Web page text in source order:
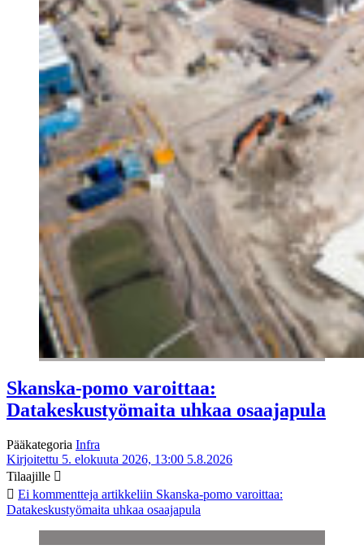
Skanska-pomo varoittaa:
Datakeskustyömaita uhkaa osaajapula
Pääkategoria Infra
Kirjoitettu 5. elokuuta 2026, 13:00 5.8.2026
Tilaajille
Ei kommentteja artikkeliin Skanska-pomo varoittaa:
Datakeskustyömaita uhkaa osaajapula